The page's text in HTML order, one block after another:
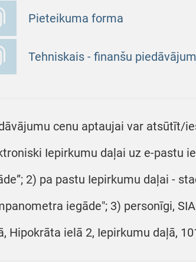
Pieteikuma forma
Tehniskais - finanšu
cenu aptaujai var atsūtīt/
Iepirkumu daļai uz e-pastu
2) pa pastu Iepirkumu daļai -
iegāde"; 3) personīgi,
Hipokrāta ielā 2, Iepirkumu daļā,